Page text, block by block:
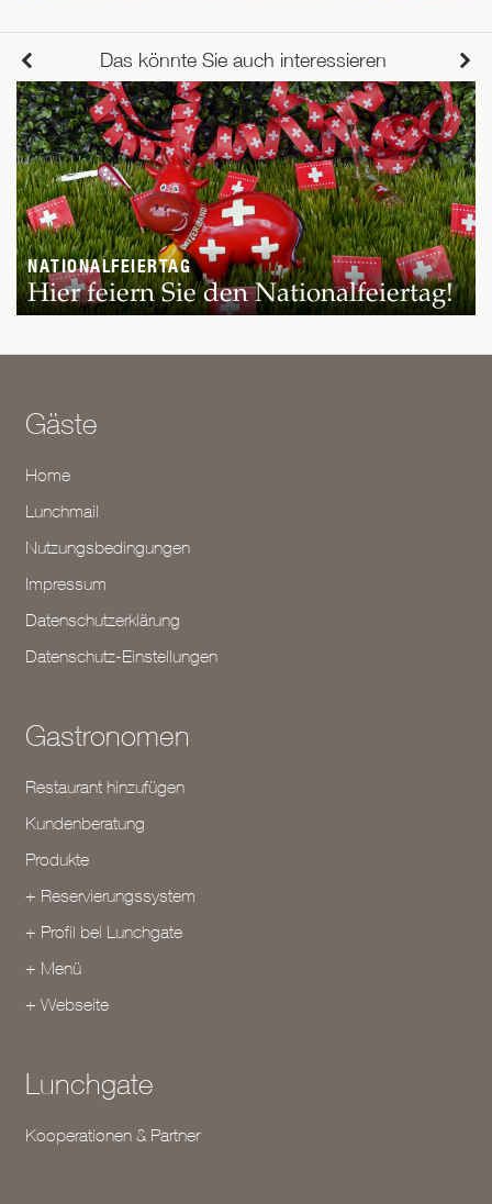
Das könnte Sie auch interessieren
NATIONALFEIERTAG
Hier feiern Sie den Nationalfeiertag!
Gäste
Home
Lunchmail
Nutzungsbedingungen
Impressum
Datenschutzerklärung
Datenschutz-Einstellungen
Gastronomen
Restaurant hinzufügen
Kundenberatung
Produkte
+ Reservierungssystem
+ Profil bei Lunchgate
+ Menü
+ Webseite
Lunchgate
Kooperationen & Partner